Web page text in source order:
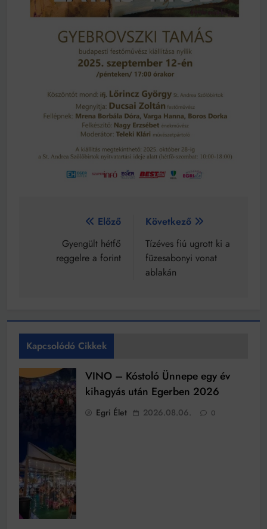
Bejegyzés
navigáció
Előző
Gyengült hétfő
reggelre a forint
Következő
Tízéves fiú ugrott ki a
füzesabonyi vonat
ablakán
Kapcsolódó Cikkek
VINO – Kóstoló Ünnepe egy év
kihagyás után Egerben 2026
Egri Élet 2026.08.06. 0